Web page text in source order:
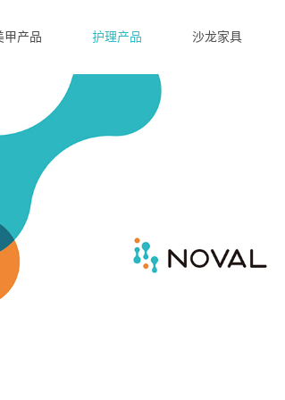
甲产品 护理产品 沙龙家具